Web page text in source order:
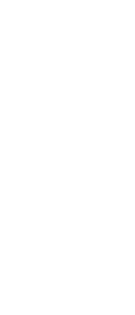
pre všetky vekové
rodiny s deťmi.